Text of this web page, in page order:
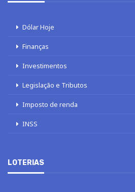
Dólar Hoje
Finanças
Investimentos
Legislação e Tributos
Imposto de renda
INSS
LOTERIAS